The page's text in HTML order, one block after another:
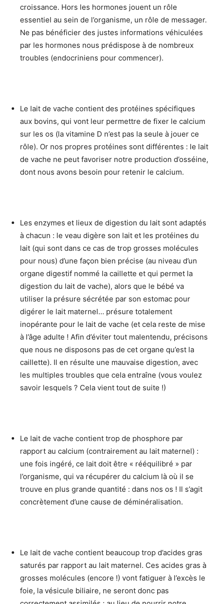
croissance. Hors les hormones jouent un rôle
essentiel au sein de l’organisme, un rôle de messager.
Ne pas bénéficier des justes informations véhiculées
par les hormones nous prédispose à de nombreux
troubles (endocriniens pour commencer).
Le lait de vache contient des protéines spécifiques
aux bovins, qui vont leur permettre de fixer le calcium
sur les os (la vitamine D n’est pas la seule à jouer ce
rôle). Or nos propres protéines sont différentes : le lait
de vache ne peut favoriser notre production d’osséine,
dont nous avons besoin pour retenir le calcium.
Les enzymes et lieux de digestion du lait sont adaptés
à chacun : le veau digère son lait et les protéines du
lait (qui sont dans ce cas de trop grosses molécules
pour nous) d’une façon bien précise (au niveau d’un
organe digestif nommé la caillette et qui permet la
digestion du lait de vache), alors que le bébé va
utiliser la présure sécrétée par son estomac pour
digérer le lait maternel… présure totalement
inopérante pour le lait de vache (et cela reste de mise
à l’âge adulte ! Afin d’éviter tout malentendu, précisons
que nous ne disposons pas de cet organe qu’est la
caillette). Il en résulte une mauvaise digestion, avec
les multiples troubles que cela entraîne (vous voulez
savoir lesquels ? Cela vient tout de suite !)
Le lait de vache contient trop de phosphore par
rapport au calcium (contrairement au lait maternel) :
une fois ingéré, ce lait doit être « rééquilibré » par
l’organisme, qui va récupérer du calcium là où il se
trouve en plus grande quantité : dans nos os ! Il s’agit
concrètement d’une cause de déminéralisation.
Le lait de vache contient beaucoup trop d’acides gras
saturés par rapport au lait maternel. Ces acides gras à
grosses molécules (encore !) vont fatiguer à l’excès le
foie, la vésicule biliaire, ne seront donc pas